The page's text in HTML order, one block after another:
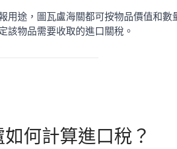
用途，圖瓦盧海關都可按物品價值和數
該物品需要收取的進口關稅。
何計算進口稅？